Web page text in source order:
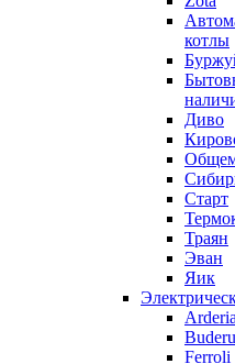
котлы
Диво
Старт
Траян
Эван
Яик
Arderia
Ferroli